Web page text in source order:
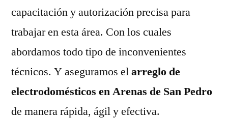
capacitación y autorización precisa para
trabajar en esta área. Con los cuales
abordamos todo tipo de inconvenientes
técnicos. Y aseguramos elarreglo de
electrodomésticos en Arenas de San Pedro
de manera rápida, ágil y efectiva.